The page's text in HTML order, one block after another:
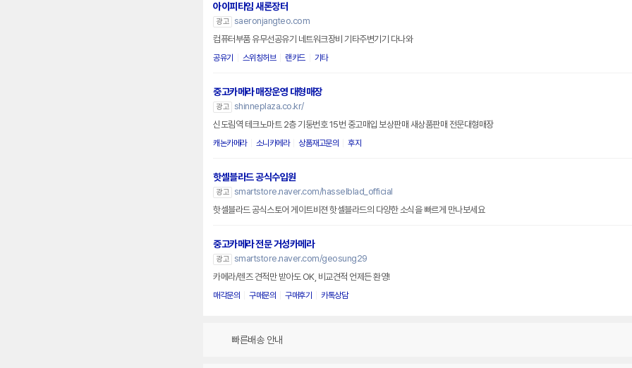
아이피타임 새론장터
광고 saeronjangteo.com
컴퓨터부품 유무선공유기 네트워크장비 기타주변기기 다나와
공유기 스위칭허브 랜카드 기타
중고카메라 매장운영 대형매장
광고 shinneplaza.co.kr/
신도림역 테크노마트 2층 기둥번호 15번 중고매입 보상판매 새상품판매 전문대형매장
캐논카메라 소니카메라 상품재고문의 후지
핫셀블라드 공식수입원
광고 smartstore.naver.com/hasselblad_official
핫셀블라드 공식스토어 게이트비젼 핫셀블라드의 다양한 소식을 빠르게 만나보세요
중고카메라 전문 거성카메라
광고 smartstore.naver.com/geosung29
카메라/렌즈 견적만 받아도 OK, 비교견적 언제든 환영!
매각문의 구매문의 구매후기 카톡상담
빠른배송 안내